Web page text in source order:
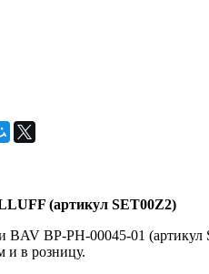
(артикул SET00Z2)
BAV BP-PH-00045-01
и в розницу.